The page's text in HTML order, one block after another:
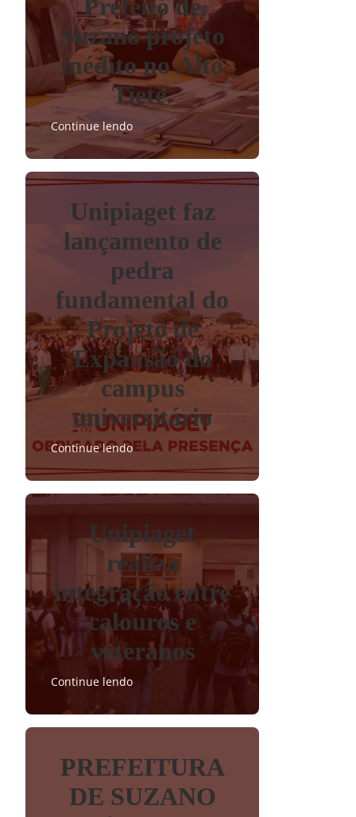
Prefeito de
Suzano projeto
inédito no Alto
Tietê.
Continue lendo
Unipiaget faz
lançamento de
pedra
fundamental do
Projeto de
Expansão do
campus
universitário
Continue lendo
Unipiaget
realiza
integração entre
calouros e
veteranos
Continue lendo
PREFEITURA
DE SUZANO